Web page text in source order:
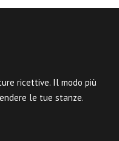
ricettive. Il modo più
le tue stanze.